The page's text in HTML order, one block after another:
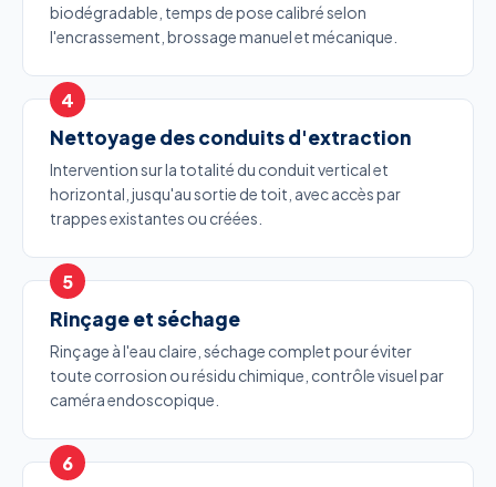
biodégradable, temps de pose calibré selon
l'encrassement, brossage manuel et mécanique.
Nettoyage des conduits d'extraction
Intervention sur la totalité du conduit vertical et
horizontal, jusqu'au sortie de toit, avec accès par
trappes existantes ou créées.
Rinçage et séchage
Rinçage à l'eau claire, séchage complet pour éviter
toute corrosion ou résidu chimique, contrôle visuel par
caméra endoscopique.